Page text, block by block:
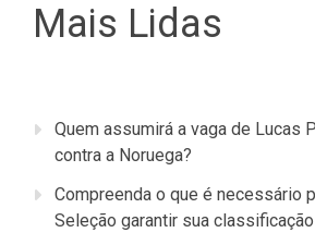
Mais Lidas
Quem assumirá a vaga de Lucas
contra a Noruega?
Compreenda o que é necessário
Seleção garantir sua